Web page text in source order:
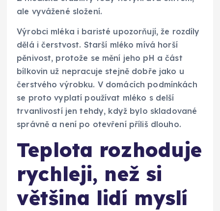
ale vyvážené složení.
Výrobci mléka i baristé upozorňují, že rozdíly
dělá i čerstvost. Starší mléko mívá horší
pěnivost, protože se mění jeho pH a část
bílkovin už nepracuje stejně dobře jako u
čerstvého výrobku. V domácích podmínkách
se proto vyplatí používat mléko s delší
trvanlivostí jen tehdy, když bylo skladované
správně a není po otevření příliš dlouho.
Teplota rozhoduje
rychleji, než si
většina lidí myslí